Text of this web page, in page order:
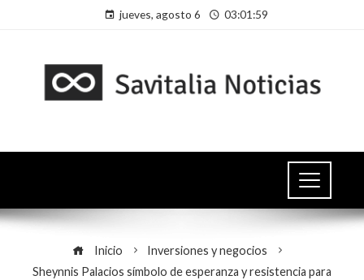
jueves, agosto 6 03:01:59
Inicio
Inversiones y negocios
Sheynnis Palacios símbolo de esperanza y resistencia para